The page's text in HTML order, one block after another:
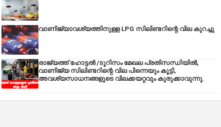
വാണിജ്യാവശ്യത്തിനുള്ള LPG സിലിണ്ടറിന്റെ വില കുറച്ചു
രാജ്യത്ത് ഹോട്ടൽ /ടൂറിസം മേഖല പ്രതിസന്ധിയിൽ,
വാണിജ്യ സിലിണ്ടറിന്റെ വില പിന്നെയും കൂട്ടി,
അവശ്യസാധനങ്ങളുടെ വിലക്കയറ്റവും കുരുക്കാവുന്നു.